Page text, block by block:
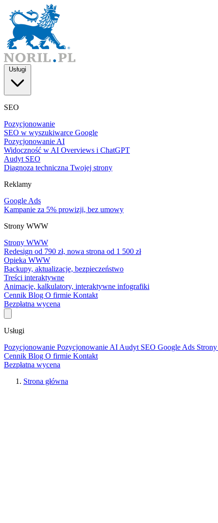
Usługi
SEO
Pozycjonowanie
SEO w wyszukiwarce Google
Pozycjonowanie AI
Widoczność w AI Overviews i ChatGPT
Audyt SEO
Diagnoza techniczna Twojej strony
Reklamy
Google Ads
Kampanie za 5% prowizji, bez umowy
Strony WWW
Strony WWW
Redesign od 790 zł, nowa strona od 1 500 zł
Opieka WWW
Backupy, aktualizacje, bezpieczeństwo
Treści interaktywne
Animacje, kalkulatory, interaktywne infografiki
Cennik Blog O firmie Kontakt
Bezpłatna wycena
Usługi
Pozycjonowanie Pozycjonowanie AI Audyt SEO Google Ads
Cennik Blog O firmie Kontakt
Bezpłatna wycena
Strona główna